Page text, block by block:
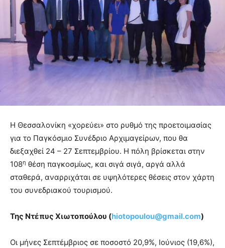
Η Θεσσαλονίκη «χορεύει» στο ρυθμό της προετοιμασίας
για το Παγκόσμιο Συνέδριο Αρχιμαγείρων, που θα
διεξαχθεί 24 – 27 Σεπτεμβρίου. Η πόλη βρίσκεται στην
108η θέση παγκοσμίως, και σιγά σιγά, αργά αλλά
σταθερά, αναρριχάται σε υψηλότερες θέσεις στον χάρτη
του συνεδριακού τουρισμού.
Της Ντέπυς Χιωτοπούλου (hiotopoulou@gmail.com)
Οι μήνες Σεπτέμβριος σε ποσοστό 20,9%, Ιούνιος (19,6%),